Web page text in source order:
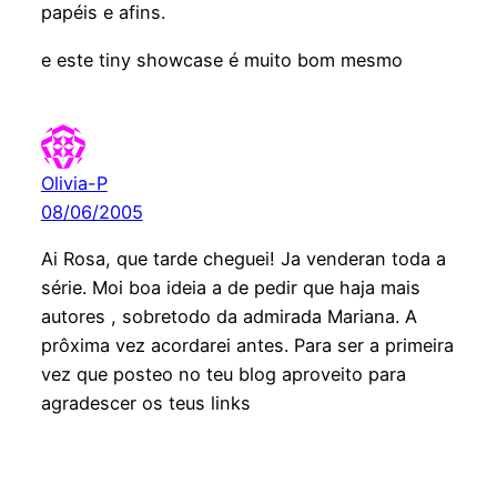
papéis e afins.
e este tiny showcase é muito bom mesmo
Olivia-P
08/06/2005
Ai Rosa, que tarde cheguei! Ja venderan toda a
série. Moi boa ideia a de pedir que haja mais
autores , sobretodo da admirada Mariana. A
prôxima vez acordarei antes. Para ser a primeira
vez que posteo no teu blog aproveito para
agradescer os teus links